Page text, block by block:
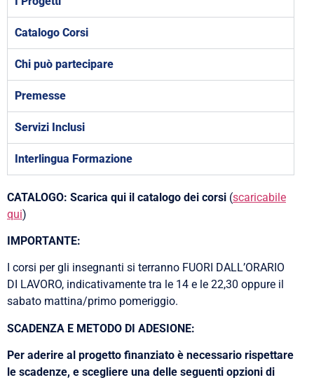
Catalogo Corsi
Chi può partecipare
Premesse
Servizi Inclusi
Interlingua Formazione
CATALOGO: Scarica qui il catalogo dei corsi (scaricabile
qui)
IMPORTANTE:
I corsi per gli insegnanti si terranno FUORI DALL’ORARIO
DI LAVORO, indicativamente tra le 14 e le 22,30 oppure il
sabato mattina/primo pomeriggio.
SCADENZA E METODO DI ADESIONE:
Per aderire al progetto finanziato è necessario rispettare
le scadenze, e scegliere una delle seguenti opzioni di